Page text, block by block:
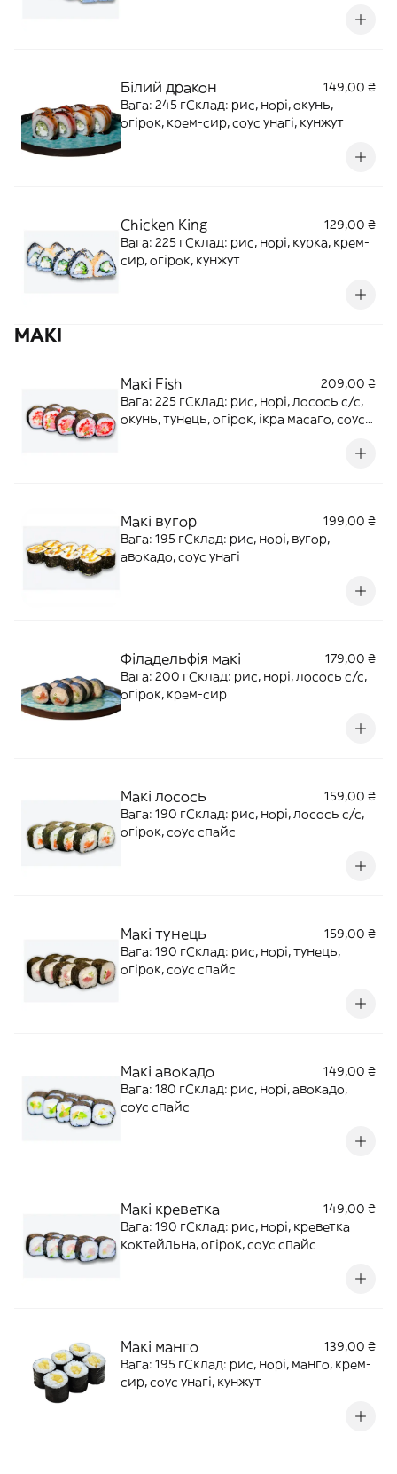
Білий дракон
149,00 ₴
Вага: 245 гСклад: рис, норі, окунь,
огірок, крем-сир, соус унагі, кунжут
Chicken King
129,00 ₴
Вага: 225 гСклад: рис, норі, курка, крем-
сир, огірок, кунжут
МАКІ
Макі Fish
209,00 ₴
Вага: 225 гСклад: рис, норі, лосось с/с,
окунь, тунець, огірок, ікра масаго, соус
Макі вугор
199,00 ₴
Вага: 195 гСклад: рис, норі, вугор,
авокадо, соус унагі
Філадельфія макі
179,00 ₴
Вага: 200 гСклад: рис, норі, лосось с/с,
огірок, крем-сир
Макі лосось
159,00 ₴
Вага: 190 гСклад: рис, норі, лосось с/с,
огірок, соус спайс
Макі тунець
159,00 ₴
Вага: 190 гСклад: рис, норі, тунець,
огірок, соус спайс
Макі авокадо
149,00 ₴
Вага: 180 гСклад: рис, норі, авокадо,
соус спайс
Макі креветка
149,00 ₴
Вага: 190 гСклад: рис, норі, креветка
коктейльна, огірок, соус спайс
Макі манго
139,00 ₴
Вага: 195 гСклад: рис, норі, манго, крем-
сир, соус унагі, кунжут